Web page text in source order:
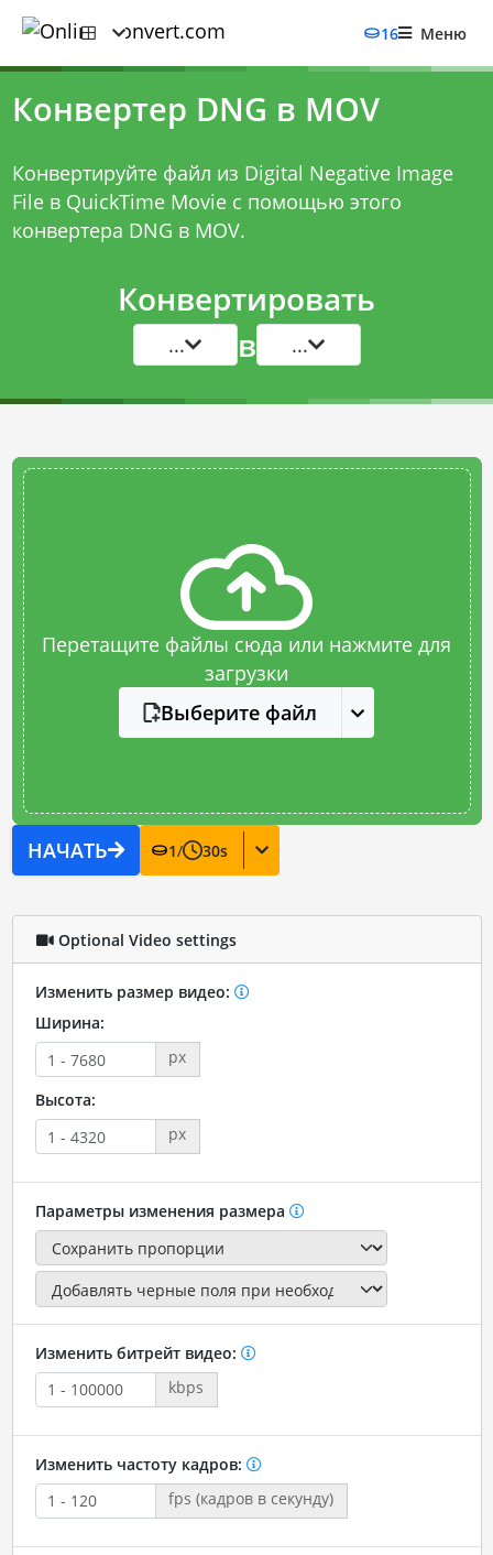
16 Меню
Конвертер DNG в MOV
Конвертируйте файл из Digital Negative Image
File в QuickTime Movie с помощью этого
конвертера DNG в MOV.
Конвертировать
... в ...
Перетащите файлы сюда или нажмите для
загрузки
Выберите файл
НАЧАТЬ 1/ 30s
Optional Video settings
Изменить размер видео:
Ширина:
px
Высота:
px
Параметры изменения размера
Изменить битрейт видео:
kbps
Изменить частоту кадров:
fps (кадров в секунду)